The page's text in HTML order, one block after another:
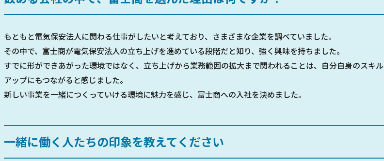
もともと電気保安法人に関わる仕事がしたいと考えており、さまざまな企業を調べていました。
その中で、富士商が電気保安法人の立ち上げを進めている段階だと知り、強く興味を持ちました。
すでに形ができあがった環境ではなく、立ち上げから業務範囲の拡大まで関われることは、自分自身のスキル
アップにもつながると感じました。
新しい事業を一緒につくっていける環境に魅力を感じ、富士商への入社を決めました。
一緒に働く人たちの印象を教えてください